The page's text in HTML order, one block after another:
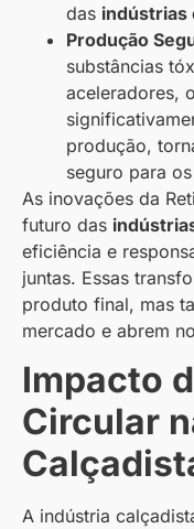
das indústrias
Produção
substâncias
aceleradores,
produção,
seguro para
As inovações da
futuro das
eficiência e
juntas. Essas
produto final, mas
mercado e abrem
Impacto
Circular
A indústria